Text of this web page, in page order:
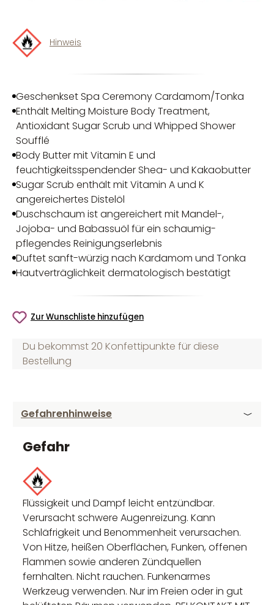
Hinweis
Geschenkset Spa Ceremony Cardamom/Tonka
Enthält Melting Moisture Body Treatment,
Antioxidant Sugar Scrub und Whipped Shower
Soufflé
Body Butter mit Vitamin E und
feuchtigkeitsspendender Shea- und Kakaobutter
Sugar Scrub enthält mit Vitamin A und K
angereichertes Distelöl
Duschschaum ist angereichert mit Mandel-,
Jojoba- und Babassuöl für ein schaumig-
pflegendes Reinigungserlebnis
Duftet sanft-würzig nach Kardamom und Tonka
Hautverträglichkeit dermatologisch bestätigt
Zur Wunschliste hinzufügen
Du bekommst 20 Konfettipunkte für diese
Bestellung
Gefahrenhinweise
Gefahr
Flüssigkeit und Dampf leicht entzündbar.
Verursacht schwere Augenreizung. Kann
Schläfrigkeit und Benommenheit verursachen.
Von Hitze, heißen Oberflächen, Funken, offenen
Flammen sowie anderen Zündquellen
fernhalten. Nicht rauchen. Funkenarmes
Werkzeug verwenden. Nur im Freien oder in gut